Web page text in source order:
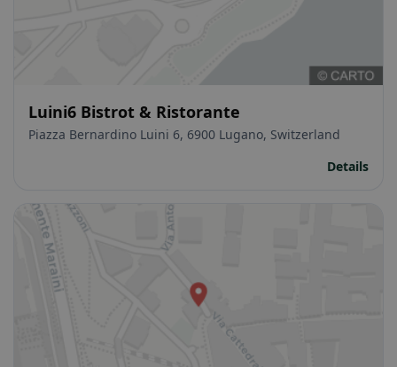
Luini6 Bistrot & Ristorante
Piazza Bernardino Luini 6, 6900 Lugano, Switzerland
Details